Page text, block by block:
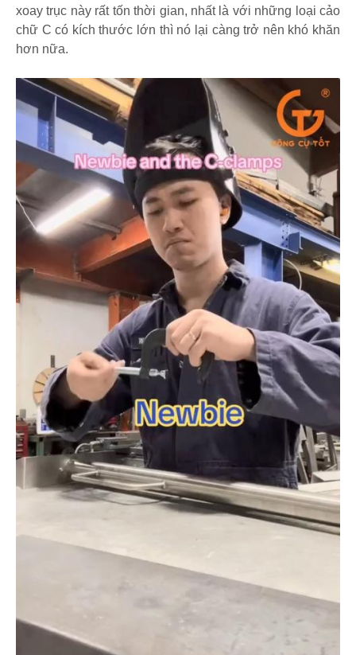
xoay trục này rất tốn thời gian, nhất là với những loại cảo
chữ C có kích thước lớn thì nó lại càng trở nên khó khăn
hơn nữa.